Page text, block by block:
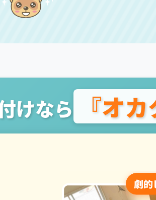
けなら 『オ